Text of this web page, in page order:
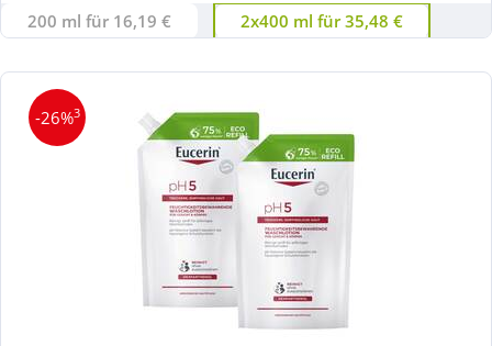
200 ml für 16,19 € 2x400 ml für 35,48 €
-26%3